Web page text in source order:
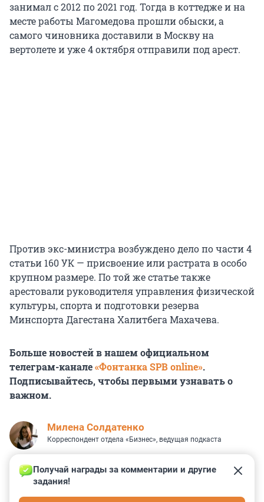
занимал с 2012 по 2021 год. Тогда в коттедже и на
месте работы Магомедова прошли обыски, а
самого чиновника доставили в Москву на
вертолете и уже 4 октября отправили под арест.
Против экс-министра возбуждено дело по части 4
статьи 160 УК — присвоение или растрата в особо
крупном размере. По той же статье также
арестовали руководителя управления физической
культуры, спорта и подготовки резерва
Минспорта Дагестана Халитбега Махачева.
Больше новостей в нашем официальном
телеграм-канале«Фонтанка SPB online».
Подписывайтесь, чтобы первыми узнавать о
важном.
Милена Солдатенко
Корреспондент отдела «Бизнес», ведущая подкаста
Получай награды за комментарии и другие
задания!